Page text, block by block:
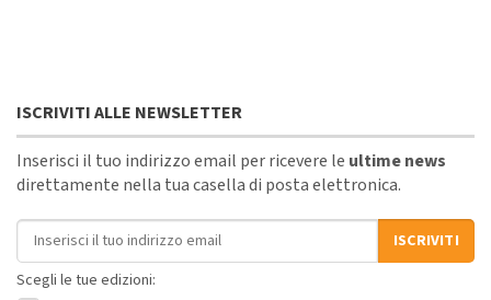
ISCRIVITI ALLE NEWSLETTER
Inserisci il tuo indirizzo email per ricevere le ultime news
direttamente nella tua casella di posta elettronica.
Indirizzo email
ISCRIVITI
Scegli le tue edizioni: